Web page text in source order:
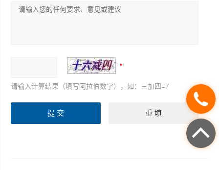
请输入计算结果（填写阿拉伯数字），如：三加四=7